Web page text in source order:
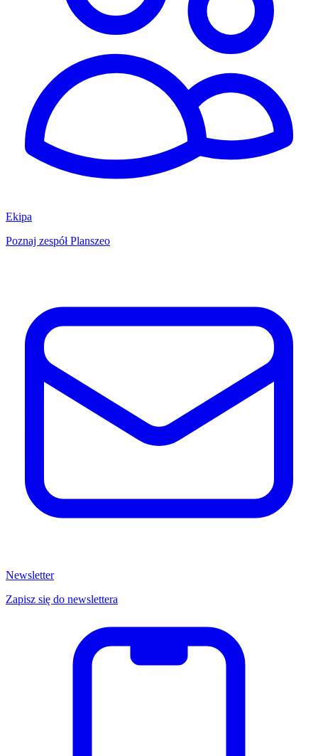
Ekipa
Poznaj zespół Planszeo
Newsletter
Zapisz się do newslettera